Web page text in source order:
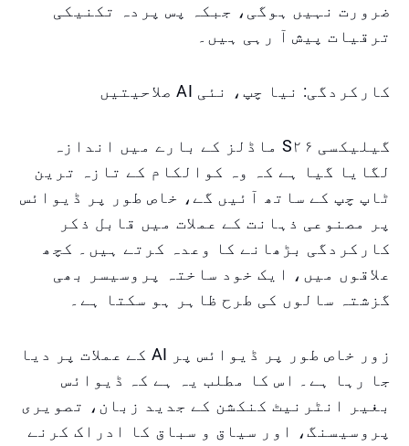
ضرورت نہیں ہوگی، جبکہ پس پردہ تکنیکی
ترقیات پیش آ رہی ہیں۔
کارکردگی: نیا چپ، نئی AI صلاحیتیں
گیلیکسی S۲۶ ماڈلز کے بارے میں اندازہ
لگایا گیا ہے کہ وہ کوالکام کے تازہ ترین
ٹاپ چپ کے ساتھ آئیں گے، خاص طور پر ڈیوائس
پر مصنوعی ذہانت کے عملات میں قابل ذکر
کارکردگی بڑھانے کا وعدہ کرتے ہیں۔ کچھ
علاقوں میں، ایک خود ساختہ پروسیسر بھی
گزشتہ سالوں کی طرح ظاہر ہو سکتا ہے۔
زور خاص طور پر ڈیوائس پر AI کے عملات پر دیا
جا رہا ہے۔ اس کا مطلب یہ ہے کہ ڈیوائس
بغیر انٹرنیٹ کنکشن کے جدید زبان، تصویری
پروسیسنگ، اور سیاق و سباق کا ادراک کرنے